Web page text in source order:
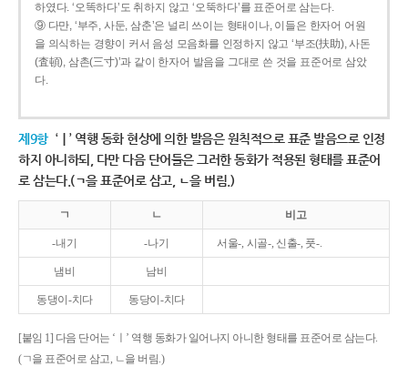
하였다. ‘오똑하다’도 취하지 않고 ‘오뚝하다’를 표준어로 삼는다.
⑨ 다만, ‘부주, 사둔, 삼춘’은 널리 쓰이는 형태이나, 이들은 한자어 어원
을 의식하는 경향이 커서 음성 모음화를 인정하지 않고 ‘부조(扶助), 사돈
(査頓), 삼촌(三寸)’과 같이 한자어 발음을 그대로 쓴 것을 표준어로 삼았
다.
제9항 ‘ㅣ’ 역행 동화 현상에 의한 발음은 원칙적으로 표준 발음으로 인정
하지 아니하되, 다만 다음 단어들은 그러한 동화가 적용된 형태를 표준어
로 삼는다.(ㄱ을 표준어로 삼고, ㄴ을 버림.)
ㄱ ㄴ 비고
-내기 -나기 서울-, 시골-, 신출-, 풋-.
냄비 남비
동댕이-치다 동당이-치다
[붙임 1] 다음 단어는 ‘ㅣ’ 역행 동화가 일어나지 아니한 형태를 표준어로 삼는다.
(ㄱ을 표준어로 삼고, ㄴ을 버림.)